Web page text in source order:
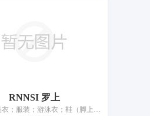
RNNSI 罗上
内衣；成品衣；服装；游泳衣；鞋（脚上的穿着物）；帽；袜；手套（服装）；围巾；皮带（服饰用）